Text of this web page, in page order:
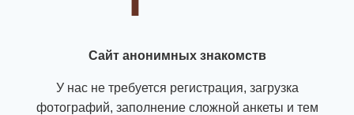
Сайт анонимных знакомств
У нас не требуется регистрация, загрузка
фотографий, заполнение сложной анкеты и тем